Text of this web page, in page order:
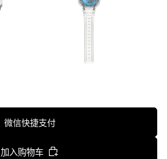
微信快捷支付
加入购物车